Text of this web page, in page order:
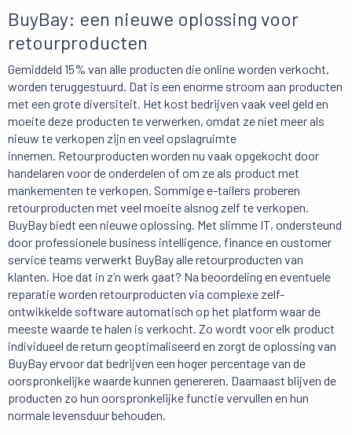
BuyBay: een nieuwe oplossing voor
retourproducten
Gemiddeld 15% van alle producten die online worden verkocht,
worden teruggestuurd. Dat is een enorme stroom aan producten
met een grote diversiteit. Het kost bedrijven vaak veel geld en
moeite deze producten te verwerken, omdat ze niet meer als
nieuw te verkopen zijn en veel opslagruimte
innemen. Retourproducten worden nu vaak opgekocht door
handelaren voor de onderdelen of om ze als product met
mankementen te verkopen. Sommige e-tailers proberen
retourproducten met veel moeite alsnog zelf te verkopen.
BuyBay biedt een nieuwe oplossing. Met slimme IT, ondersteund
door professionele business intelligence, finance en customer
service teams verwerkt BuyBay alle retourproducten van
klanten. Hoe dat in z’n werk gaat? Na beoordeling en eventuele
reparatie worden retourproducten via complexe zelf-
ontwikkelde software automatisch op het platform waar de
meeste waarde te halen is verkocht. Zo wordt voor elk product
individueel de return geoptimaliseerd en zorgt de oplossing van
BuyBay ervoor dat bedrijven een hoger percentage van de
oorspronkelijke waarde kunnen genereren. Daarnaast blijven de
producten zo hun oorspronkelijke functie vervullen en hun
normale levensduur behouden.